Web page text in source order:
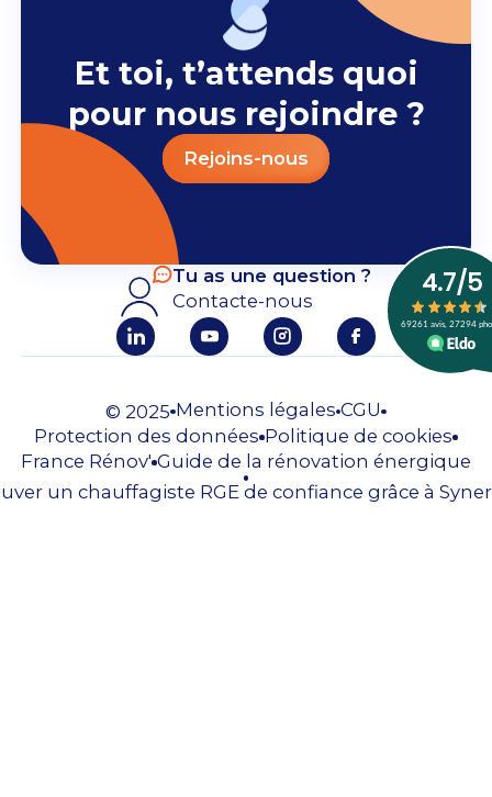
Et toi, t’attends quoi
pour nous rejoindre ?
Rejoins-nous
Tu as une question ?
Contacte-nous
© 2025 Mentions légales CGU
Protection des données Politique de cookies
France Rénov' Guide de la rénovation énergique
un chauffagiste RGE de confiance grâce à